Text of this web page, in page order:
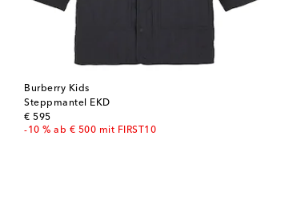
Burberry Kids
Steppmantel EKD
€ 595
original price
-10 % ab € 500 mit FIRST10